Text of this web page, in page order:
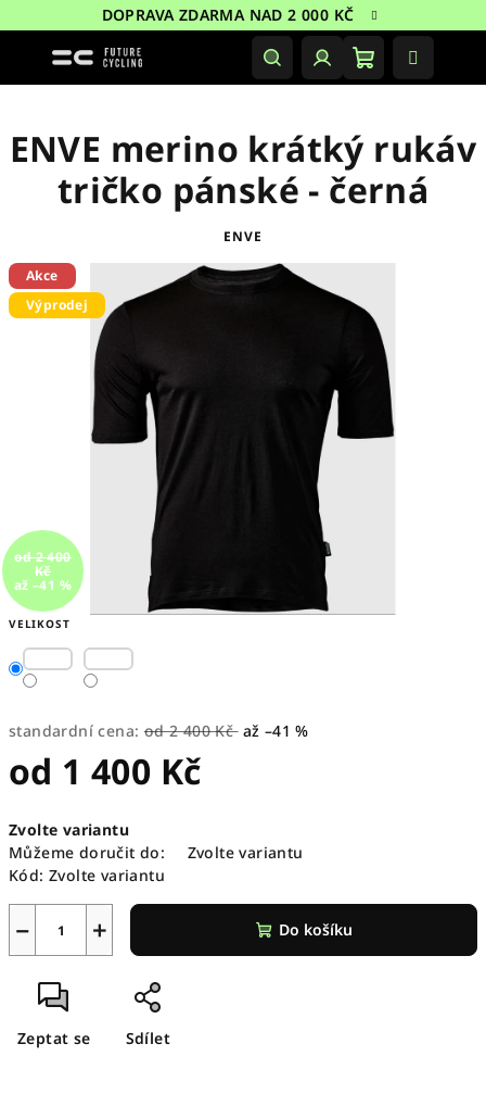
na
DOPRAVA ZDARMA NAD 2 000 KČ
HledatPřihlášeníNákupní
VELIKOST
standardní cena: od 2 400 Kč až –41 %
od 1 400 Kč
cena:
Zvolte variantu
Můžeme doručit do:
Zvolte variantu
Kód: Zvolte variantu
+
− Do košíku
Zeptat se Sdílet
ENVE merino krátký rukáv
tričko pánské - černá
ENVE
Akce
Výprodej
od 2 400
Kč
až –41 %